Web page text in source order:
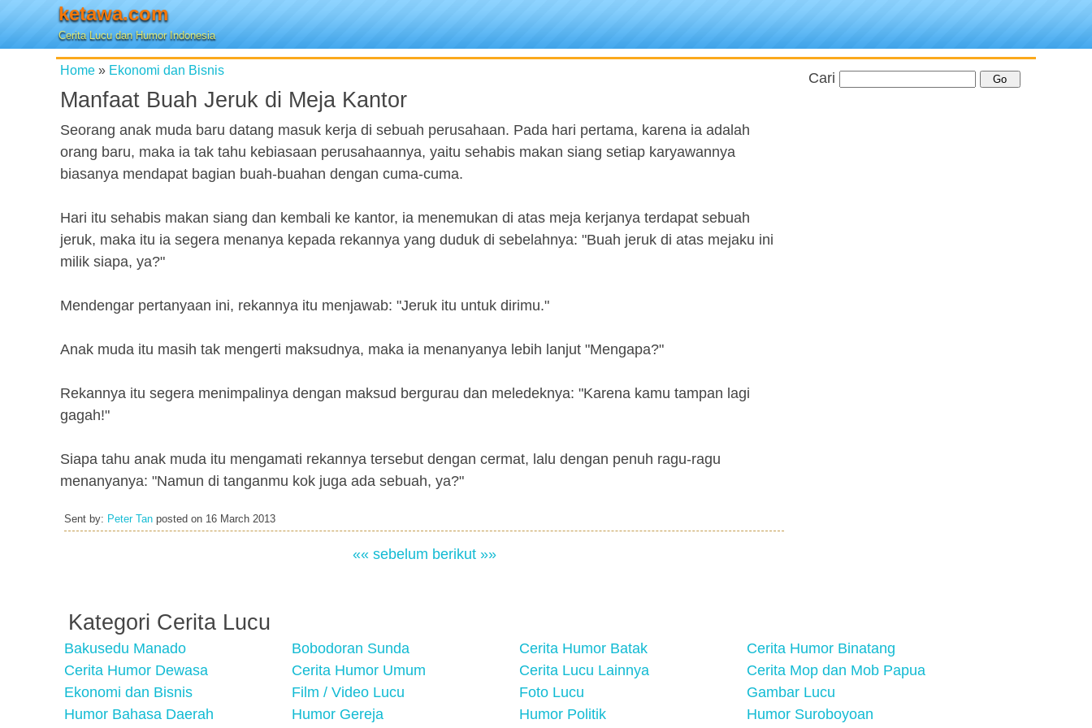
ketawa.com
Cerita Lucu dan Humor Indonesia
Home » Ekonomi dan Bisnis
Manfaat Buah Jeruk di Meja Kantor
Seorang anak muda baru datang masuk kerja di sebuah perusahaan. Pada hari pertama, karena ia adalah
orang baru, maka ia tak tahu kebiasaan perusahaannya, yaitu sehabis makan siang setiap karyawannya
biasanya mendapat bagian buah-buahan dengan cuma-cuma.
Hari itu sehabis makan siang dan kembali ke kantor, ia menemukan di atas meja kerjanya terdapat sebuah
jeruk, maka itu ia segera menanya kepada rekannya yang duduk di sebelahnya: "Buah jeruk di atas mejaku ini
milik siapa, ya?"
Mendengar pertanyaan ini, rekannya itu menjawab: "Jeruk itu untuk dirimu."
Anak muda itu masih tak mengerti maksudnya, maka ia menanyanya lebih lanjut "Mengapa?"
Rekannya itu segera menimpalinya dengan maksud bergurau dan meledeknya: "Karena kamu tampan lagi
gagah!"
Siapa tahu anak muda itu mengamati rekannya tersebut dengan cermat, lalu dengan penuh ragu-ragu
menanyanya: "Namun di tanganmu kok juga ada sebuah, ya?"
Sent by: Peter Tan posted on 16 March 2013
«« sebelum berikut »»
Cari
Kategori Cerita Lucu
Bakusedu Manado Bobodoran Sunda Cerita Humor Batak
Cerita Humor Binatang
Cerita Humor Dewasa
Cerita Humor Umum Cerita Lucu Lainnya
Cerita Mop dan Mob Papua
Ekonomi dan Bisnis
Film / Video Lucu Foto Lucu
Gambar Lucu
Humor Bahasa Daerah
Humor Gereja Humor Politik Humor Suroboyoan